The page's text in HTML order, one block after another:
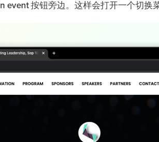
event按钮旁边。这样会打开一个切换